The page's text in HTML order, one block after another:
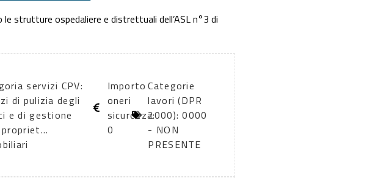
strutture ospedaliere e distrettuali dell’ASL n°3 di
servizi CPV:
di pulizia degli
e di gestione
propriet…
Importo
oneri
sicurezza:
0
Categorie
lavori (DPR
2000): 0000
- NON
PRESENTE